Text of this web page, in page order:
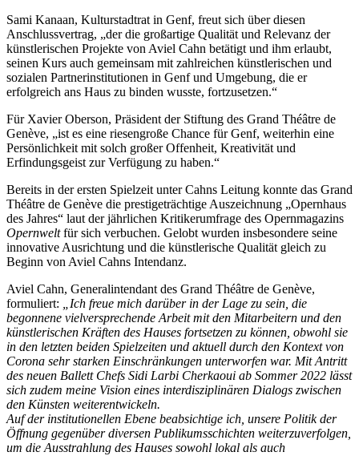
Sami Kanaan, Kulturstadtrat in Genf, freut sich über diesen
Anschlussvertrag, „der die großartige Qualität und Relevanz der
künstlerischen Projekte von Aviel Cahn betätigt und ihm erlaubt,
seinen Kurs auch gemeinsam mit zahlreichen künstlerischen und
sozialen Partnerinstitutionen in Genf und Umgebung, die er
erfolgreich ans Haus zu binden wusste, fortzusetzen.“
Für Xavier Oberson, Präsident der Stiftung des Grand Théâtre de
Genève, „ist es eine riesengroße Chance für Genf, weiterhin eine
Persönlichkeit mit solch großer Offenheit, Kreativität und
Erfindungsgeist zur Verfügung zu haben.“
Bereits in der ersten Spielzeit unter Cahns Leitung konnte das Grand
Théâtre de Genève die prestigeträchtige Auszeichnung „Opernhaus
des Jahres“ laut der jährlichen Kritikerumfrage des Opernmagazins
Opernweltfür sich verbuchen. Gelobt wurden insbesondere seine
innovative Ausrichtung und die künstlerische Qualität gleich zu
Beginn von Aviel Cahns Intendanz.
Aviel Cahn, Generalintendant des Grand Théâtre de Genève,
formuliert:
„Ich freue mich darüber in der Lage zu sein, die
begonnene vielversprechende Arbeit mit den Mitarbeitern und den
künstlerischen Kräften des Hauses fortsetzen zu können, obwohl sie
in den letzten beiden Spielzeiten und aktuell durch den Kontext von
Corona sehr starken Einschränkungen unterworfen war. Mit Antritt
des neuen Ballett Chefs Sidi Larbi Cherkaoui ab Sommer 2022 lässt
sich zudem meine Vision eines interdisziplinären Dialogs zwischen
den Künsten weiterentwickeln.
Auf der institutionellen Ebene beabsichtige ich, unsere Politik der
Öffnung gegenüber diversen Publikumsschichten weiterzuverfolgen,
um die Ausstrahlung des Hauses sowohl lokal als auch